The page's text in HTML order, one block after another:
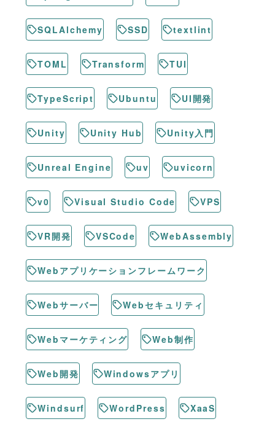
SQLAlchemy SSD textlint
TOML Transform TUI
TypeScript Ubuntu UI開発
Unity Unity Hub Unity入門
Unreal Engine uv uvicorn
v0 Visual Studio Code VPS
VR開発 VSCode WebAssembly
Webアプリケーションフレームワーク
Webサーバー Webセキュリティ
Webマーケティング Web制作
Web開発 Windowsアプリ
Windsurf WordPress XaaS